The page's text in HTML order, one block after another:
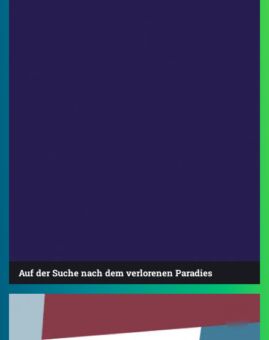
Auf der Suche nach dem verlorenen Paradies